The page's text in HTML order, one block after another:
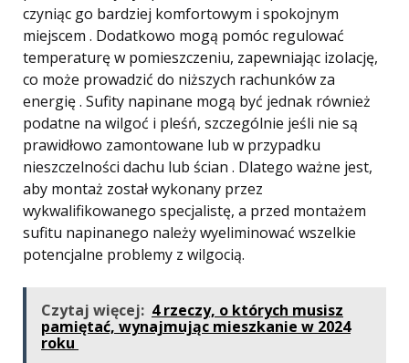
czyniąc go bardziej komfortowym i spokojnym
miejscem . Dodatkowo mogą pomóc regulować
temperaturę w pomieszczeniu, zapewniając izolację,
co może prowadzić do niższych rachunków za
energię . Sufity napinane mogą być jednak również
podatne na wilgoć i pleśń, szczególnie jeśli nie są
prawidłowo zamontowane lub w przypadku
nieszczelności dachu lub ścian . Dlatego ważne jest,
aby montaż został wykonany przez
wykwalifikowanego specjalistę, a przed montażem
sufitu napinanego należy wyeliminować wszelkie
potencjalne problemy z wilgocią.
Czytaj więcej: 4 rzeczy, o których musisz
pamiętać, wynajmując mieszkanie w 2024
roku